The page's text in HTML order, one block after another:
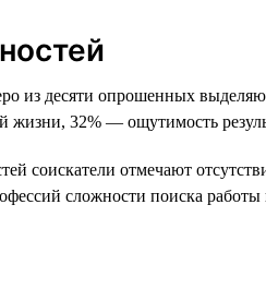
из десяти опрошенных
жизни, 32% — ощутимость
соискатели отмечают
сложности поиска работы